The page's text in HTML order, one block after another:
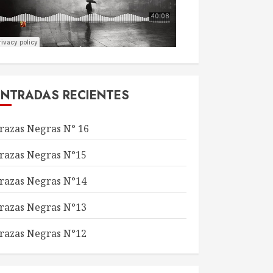
RECIENTES
Negras N° 16
Negras N°15
Negras N°14
Negras N°13
Negras N°12